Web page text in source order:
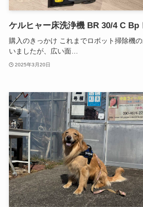
ケルヒャー床洗浄機 BR 30/4 C Bp
購入のきっかけ これまでロボット掃除機
いましたが、広い面…
2025年3月20日